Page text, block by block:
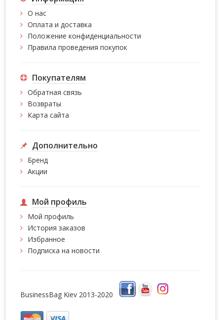
О нас
Оплата и доставка
Положение конфиденциальности
Правила проведения покупок
Покупателям
Обратная связь
Возвраты
Карта сайта
Дополнительно
Бренд
Акции
Мой профиль
Мой профиль
История заказов
Избранное
Подписка на новости
BusinessBag Kiev 2013-2020